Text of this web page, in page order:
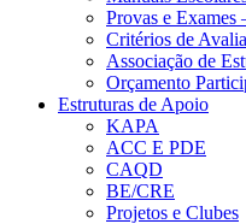
Provas e Exames
Critérios de
Associação de
Orçamento
Estruturas de Apoio
KAPA
ACC E PDE
CAQD
BE/CRE
Projetos e Clubes